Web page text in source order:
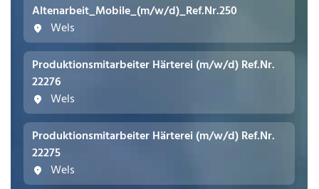
Altenarbeit_Mobile_(m/w/d)_Ref.Nr.250
Wels
Produktionsmitarbeiter Härterei (m/w/d) Ref.Nr.
22276
Wels
Produktionsmitarbeiter Härterei (m/w/d) Ref.Nr.
22275
Wels